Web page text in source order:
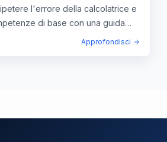
l'errore della calcolatrice e
di base con una guida
Approfondisci